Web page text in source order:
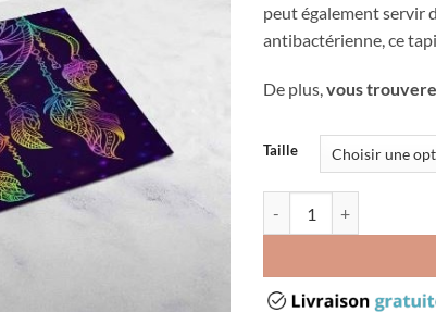
peut également servir
antibactérienne, ce
De plus,vous
Taille